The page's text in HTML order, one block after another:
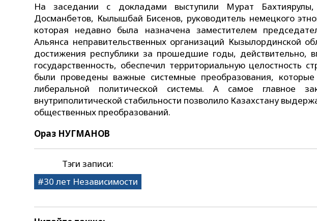
На заседании с докладами выступили Мурат
Досманбетов, Кылышбай Бисенов, руководитель немецкого
которая недавно была назначена заместителем
Альянса неправительственных организаций Кызылординской
достижения республики за прошедшие годы, действительно,
государственность, обеспечил территориальную целостность
были проведены важные системные преобразования,
либеральной политической системы. А самое главное
внутриполитической стабильности позволило Казахстану
общественных преобразований.
Ораз НУГМАНОВ
Тэги записи:
30 лет Независимости